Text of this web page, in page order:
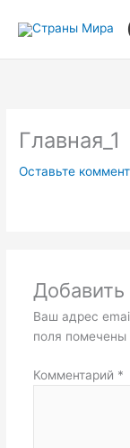
Главная_1
Оставьте
Ваш адрес
поля помечены
Комментарий *